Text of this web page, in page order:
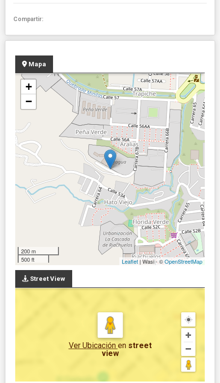
Compartir:
Mapa
+
−
200 m
500 ft
Leaflet| Wasi - ©OpenStreetMap
Street View
Ver Ubicación en street
view